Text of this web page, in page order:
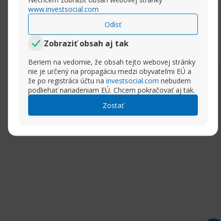
www.investsocial.com
Odísť
Zobraziť obsah aj tak
Beriem na vedomie, že obsah tejto webovej stránky
nie je určený na propagáciu medzi obyvateľmi EÚ a
že po registrácii účtu na investsocial.com nebudem
podliehať nariadeniam EÚ. Chcem pokračovať aj tak.
Zostať
Rozbaliť príspevok